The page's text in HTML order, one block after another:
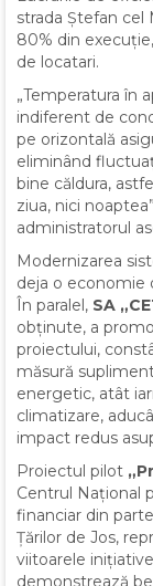
strada Ștefan cel
80% din
de locatari.
„Temperatura în
indiferent de
pe orizontală
eliminând
bine căldura,
ziua, nici
administratorul
Modernizarea
deja o economie
În paralel, SA
obținute, a
proiectului,
măsură
energetic, atât
climatizare,
impact redus
Proiectul pilot
Centrul Național
financiar din
Țărilor de Jos,
viitoarele
demonstrează